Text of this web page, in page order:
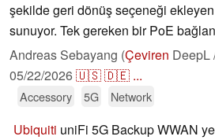
şekilde geri dönüş seçeneği
sunuyor. Tek gereken bir PoE
Andreas Sebayang (Çeviren DeepL
05/22/2026🇺🇸🇩🇪 ...
Accessory 5G Network
Ubiquiti uniFi 5G Backup WWAN